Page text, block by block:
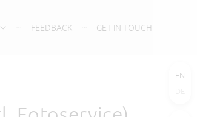
FEEDBACK GET IN TOUCH
EN